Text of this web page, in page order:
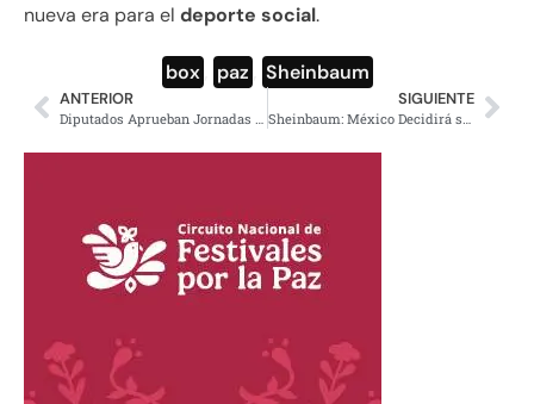
nueva era para el deporte social.
box paz Sheinbaum
ANTERIOR SIGUIENTE